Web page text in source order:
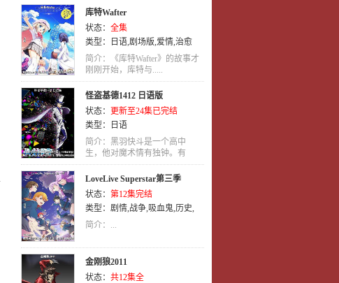
库特Wafter
状态： 全集
类型：
日语,剧场版,爱情,治愈
简介：《库特Wafter》的故事才
刚刚开始，库特与.....
怪盗基德1412 日语版
状态： 更新至24集已完结
类型：
日语
简介：黑羽快斗是一个高中
生，他对魔术情有独钟。有
一.....
LoveLive Superstar第三季
状态： 第12集完结
类型： 剧情,战争,吸血鬼,历史,
玄幻,日语
简介：...
金刚狼2011
状态： 共12集全